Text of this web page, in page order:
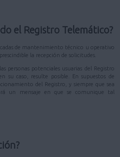
el Registro Telemático?
de mantenimiento técnico u operativo
la recepción de solicitudes.
personas potenciales usuarias del Registro
su caso, resulte posible. En supuestos de
del Registro, y siempre que sea
un mensaje en que se comunique tal